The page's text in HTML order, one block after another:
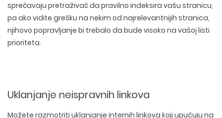
sprečavaju pretraživač da pravilno indeksira vašu stranicu,
pa ako vidite grešku na nekim od najrelevantnijih stranica,
njihovo popravljanje bi trebalo da bude visoko na vašoj listi
prioriteta.
Uklanjanje neispravnih linkova
Možete razmotriti uklanjanje internih linkova koji upućuju na